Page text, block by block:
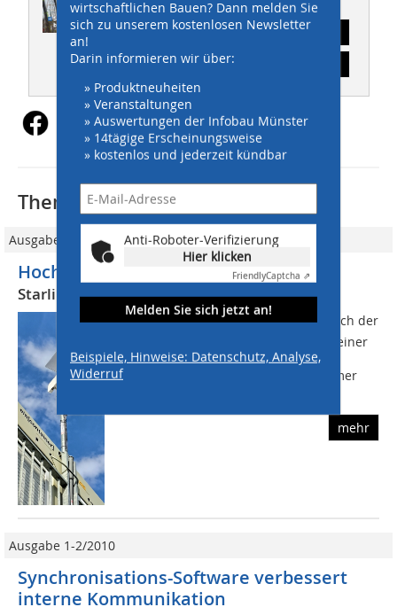
Abonnement
Inhaltsverzeichnis
wirtschaftlichen Bauen? Dann melden Sie
sich zu unserem kostenlosen Newsletter
an!
Darin informieren wir über:
» Produktneuheiten
» Veranstaltungen
» Auswertungen der Infobau Münster
» 14tägige Erscheinungsweise
» kostenlos und jederzeit kündbar
Anti-Roboter-Verifizierung
Hier klicken
FriendlyCaptcha ⇗
Melden Sie sich jetzt an!
Beispiele, Hinweise: Datenschutz, Analyse,
Widerruf
Thematisch passende Artikel:
Ausgabe 3/2024
Hoch leistungsfähige Kombination
Starlink und 5G für Baustellen
Die Digitalisierung schreitet voran  auch der
komplette Bausektor befindet sich in einer
Umbruchsphase, die sich durch alle
Bereiche zieht: Einerseits werden immer
mehr
Ausgabe 1-2/2010
Synchronisations-Software verbessert
interne Kommunikation